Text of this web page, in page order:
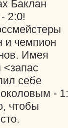
Баклан
2:0!
и чемпион
Имея
себе
-
чтобы